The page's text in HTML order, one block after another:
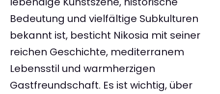
Bedeutung und vielfältige Subkulturen
bekannt ist, besticht Nikosia mit seiner
reichen Geschichte, mediterranem
Lebensstil und warmherzigen
Gastfreundschaft. Es ist wichtig, über